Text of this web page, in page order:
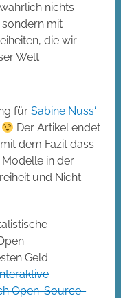
nichts
mit
die wir
Welt
fürSabine Nuss‘
Der Artikel endet
dem Fazit dass
in der
und Nicht-
Geld
Open-Source-